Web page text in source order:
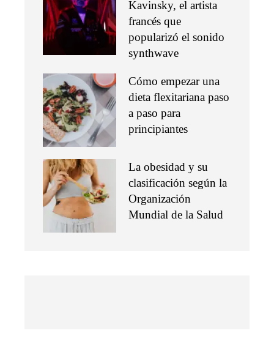
Kavinsky, el artista
francés que
popularizó el sonido
synthwave
Cómo empezar una
dieta flexitariana paso
a paso para
principiantes
La obesidad y su
clasificación según la
Organización
Mundial de la Salud